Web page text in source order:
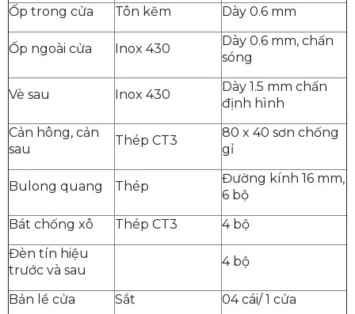
Ốp trong cửa Tôn kẽm Dày 0.6 mm
Ốp ngoài cửa Inox 430
Dày 0.6 mm, chấn
sóng
Vè sau Inox 430
Dày 1.5 mm chấn
định hình
Cản hông, cản
sau
Thép CT3
80 x 40 sơn chống
gỉ
Bulong quang Thép
Đường kính 16 mm,
6 bộ
Bát chống xô
Thép CT3
4 bộ
Đèn tín hiệu
trước và sau
4 bộ
Bản lề cửa Sắt
04 cái/ 1 cửa